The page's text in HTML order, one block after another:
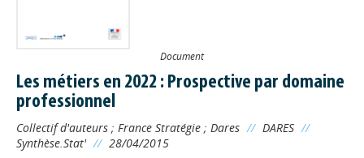
Document
Les métiers en 2022 : Prospective par domaine
professionnel
Collectif d'auteurs ; France Stratégie ; Dares // DARES //
Synthèse.Stat' // 28/04/2015